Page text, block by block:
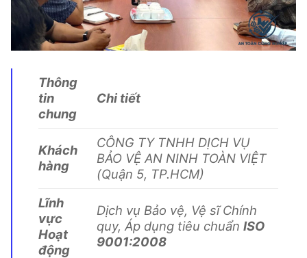
Thông
tin
chung
Chi tiết
Khách
hàng
CÔNG TY TNHH DỊCH VỤ
BẢO VỆ AN NINH TOÀN VIỆT
(Quận 5, TP.HCM)
Lĩnh
vực
Hoạt
động
Dịch vụ Bảo vệ, Vệ sĩ Chính
quy, Áp dụng tiêu chuẩnISO
9001:2008